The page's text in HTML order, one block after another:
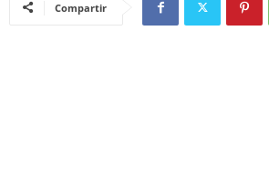
Compartir